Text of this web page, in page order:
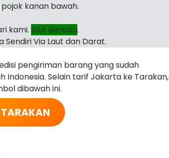
pojok kanan bawah.
kami. S&K Berlaku.
Via Laut dan Darat.
pengiriman barang yang sudah
Selain tarif Jakarta ke Tarakan,
dibawah ini.